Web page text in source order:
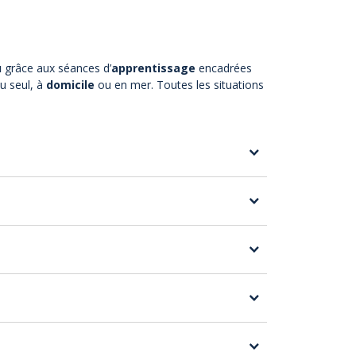
grâce aux séances d’apprentissage encadrées
seul, à domicile ou en mer. Toutes les situations
de 5 ans.